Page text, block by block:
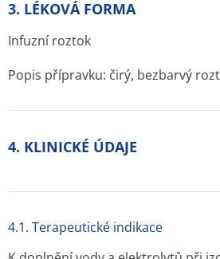
3. LÉKOVÁ FORMA
Infuzní roztok
Popis přípravku: čirý, bezbarvý
4. KLINICKÉ ÚDAJE
4.1. Terapeutické indikace